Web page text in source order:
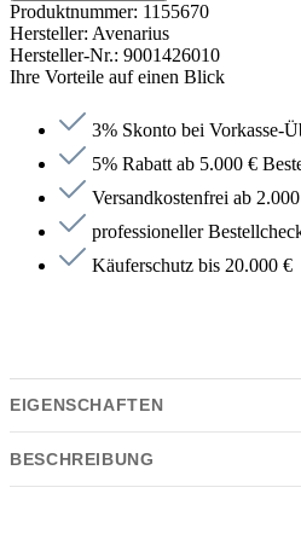
Produktnummer: 1155670
Hersteller: Avenarius
Hersteller-Nr.: 9001426010
Ihre Vorteile auf einen Blick
3% Skonto bei Vorkasse-
5% Rabatt ab 5.000 €
Versandkostenfrei ab
professioneller
Käuferschutz bis 20.000 €
EIGENSCHAFTEN
Eigenschaften
BESCHREIBUNG